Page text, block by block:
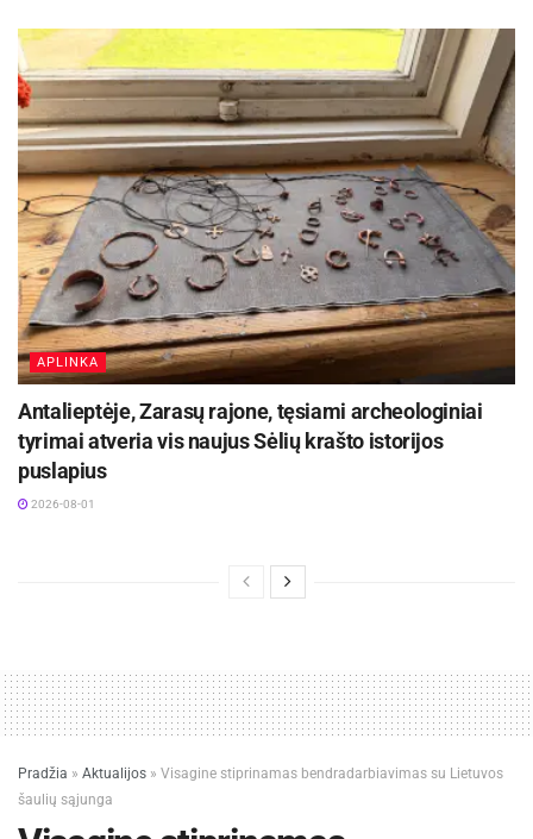
APLINKA
Antalieptėje, Zarasų rajone, tęsiami archeologiniai
tyrimai atveria vis naujus Sėlių krašto istorijos
puslapius
2026-08-01
Pradžia » Aktualijos » Visagine stiprinamas bendradarbiavimas su Lietuvos
šaulių sąjunga